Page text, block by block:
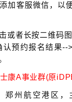
加客服微信，以
或者长按二维码
认预约报名结果--
康A事业群(原
州航空港区，